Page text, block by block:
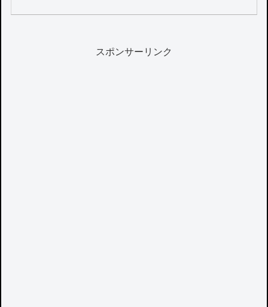
スポンサーリンク